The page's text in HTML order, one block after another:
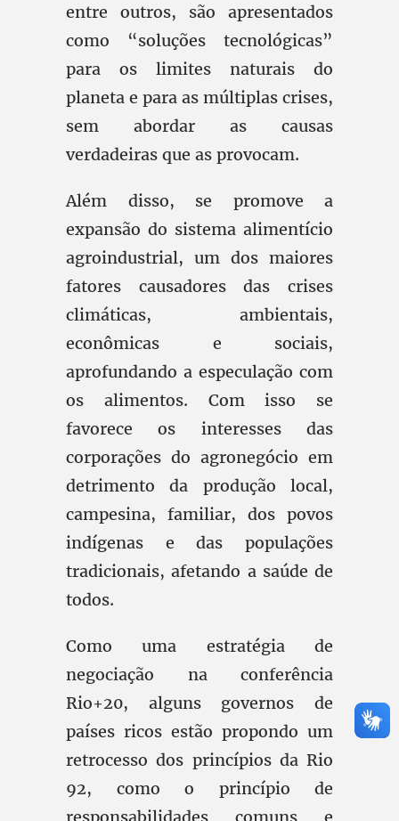
entre outros, são apresentados
como “soluções tecnológicas”
para os limites naturais do
planeta e para as múltiplas crises,
sem abordar as causas
verdadeiras que as provocam.
Além disso, se promove a
expansão do sistema alimentício
agroindustrial, um dos maiores
fatores causadores das crises
climáticas, ambientais,
econômicas e sociais,
aprofundando a especulação com
os alimentos. Com isso se
favorece os interesses das
corporações do agronegócio em
detrimento da produção local,
campesina, familiar, dos povos
indígenas e das populações
tradicionais, afetando a saúde de
todos.
Como uma estratégia de
negociação na conferência
Rio+20, alguns governos de
países ricos estão propondo um
retrocesso dos princípios da Rio
92, como o princípio de